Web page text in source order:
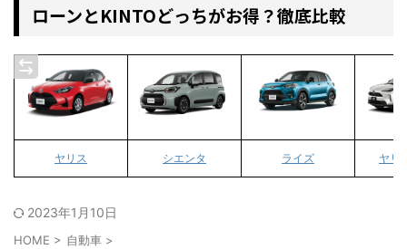
ローンとKINTOどっちがお得？徹底比較
ヤリス シエンタ ライズ ヤリ
2023年1月10日
HOME > 自動車 >